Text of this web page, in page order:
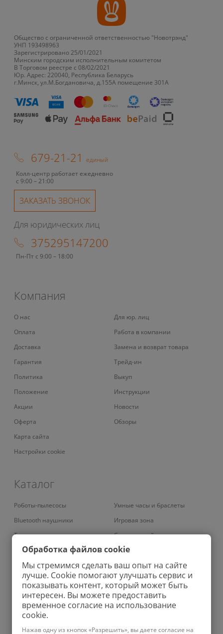
Общество с ограниченной ответственностью "Новотрэнд"
УНП 193498963
Зарегистрировано 25/01/2021
Минским городским исполнительным комитетом
В Торговом реестре с 08/02/2021
Юр. Адрес: 220040, Республика Беларусь
г.Минск, ул.М.Богдановича, д.155А помещение 301А
679-21-21
единый
Колл-центр работает ежедневно
с 9:00 – 21:00
ЗАКАЗАТЬ ЗВОНОК
Для юридических лиц
375295147200
Пн-Пт с 9:00 – 18:00
Компания
О нас
Оплата
Доставка
Гарантия
Политика
Положение
Акции
Оферта
Карта сайта
Настройки cookie
Для юр. лиц
Работа в компании
Замена и возврат товара
Трейд-ин
Выкуп
Инструкции
Новости
Обзоры
Каталог
Роботы-пылесосы
Bluetooth наушники
Телевизоры
Умные кондиционеры
Вертикальные пылесосы
Роботы-мойщики окон
Колонки
Проекторы
Умные часы и браслеты
Игровая зона
Смарт-устройства
Умный дом
Аудио
Бритвы
Ноутбуки
Фены
Обработка файлов cookie
Мы стремимся сделать ваш опыт на сайте
лучше. Cookie помогают улучшать сервис и
показывать контент, который может быть
интересен. Вы можете предоставить
временное согласие на использование
cookie.
Нажав одну из кнопок «Разрешить», вы даете согласие на